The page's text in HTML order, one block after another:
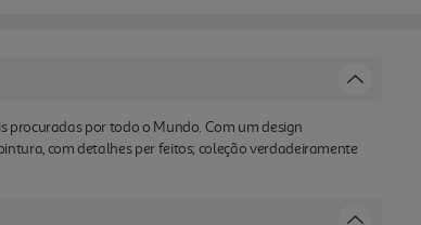
procuradas por todo o Mundo. Com um design
com detalhes per feitos; coleção verdadeiramente